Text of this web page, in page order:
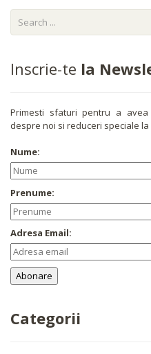
Inscrie-te la
Primesti sfaturi pentru a
despre noi si reduceri speciale
Nume:
Prenume:
Adresa Email:
Categorii